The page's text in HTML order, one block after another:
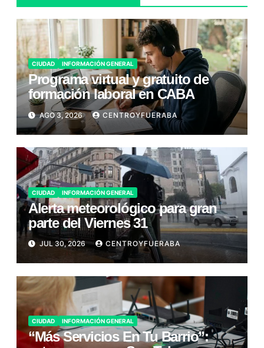
CIUDAD INFORMACIÓN GENERAL
Programa virtual y gratuito de
formación laboral en CABA
AGO 3, 2026 CENTROYFUERABA
CIUDAD INFORMACIÓN GENERAL
Alerta meteorológico para gran
parte del Viernes 31
JUL 30, 2026 CENTROYFUERABA
CIUDAD INFORMACIÓN GENERAL
“Más Servicios En Tu Barrio”: